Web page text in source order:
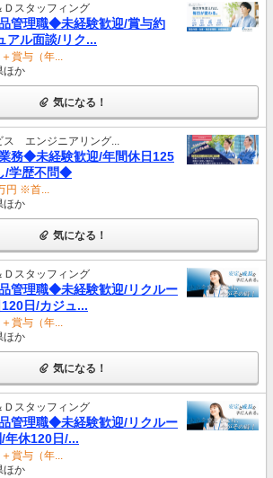
スタッフィング
管理職◆未経験歓迎/賞与約
アル面談/リク...
賞与（年...
ほか
気になる！
エンジニアリング...
務◆未経験歓迎/年間休日125
/学歴不問◆
円 ※首...
ほか
気になる！
スタッフィング
管理職◆未経験歓迎/リクルー
日/カジュ...
賞与（年...
ほか
気になる！
スタッフィング
管理職◆未経験歓迎/リクルー
年休120日/...
賞与（年...
ほか